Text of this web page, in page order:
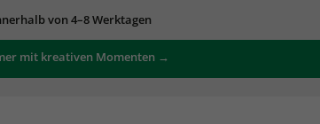
von 4–8 Werktagen
mit kreativen Momenten →